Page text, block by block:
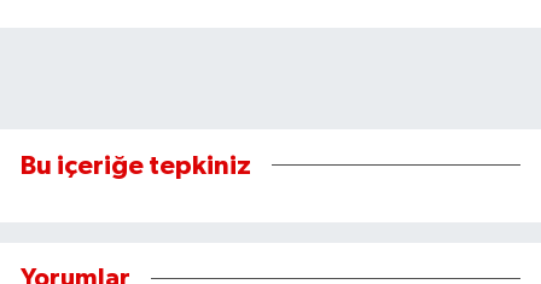
Bu içeriğe tepkiniz
Yorumlar